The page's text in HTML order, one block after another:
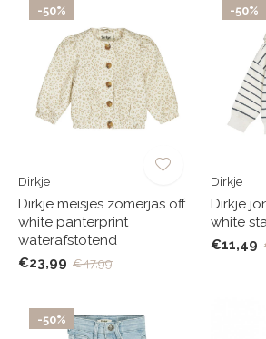
-50%
Dirkje
Dirkje meisjes zomerjas off
white panterprint
waterafstotend
€23,99 €47,99
-50%
Dirkje
Dirkje
white
€11,49
-50%